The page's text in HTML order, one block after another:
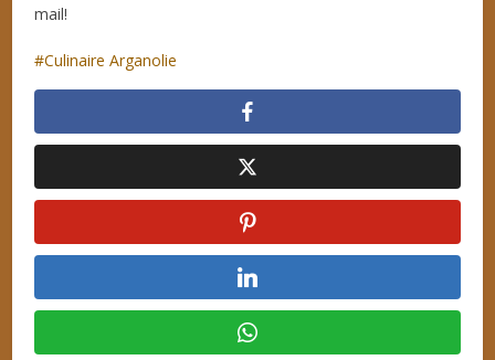
mail!
Culinaire Arganolie